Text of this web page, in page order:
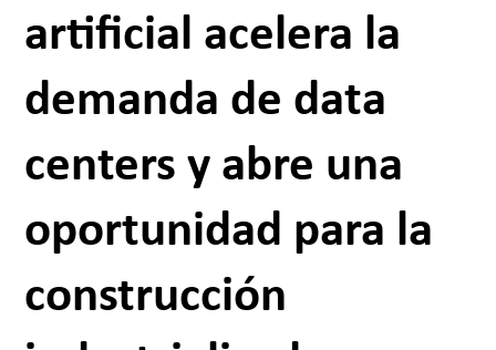
artificial acelera la
demanda de data
centers y abre una
oportunidad para la
construcción